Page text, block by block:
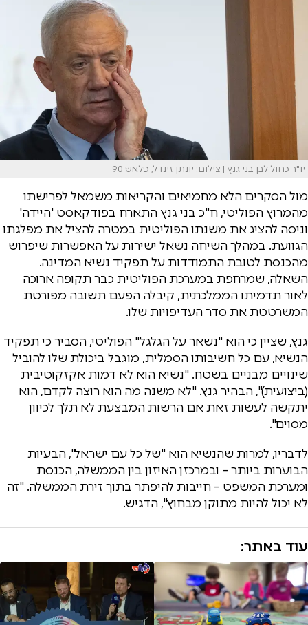
יו"ר כחול לבן בני גנץ | צילום: יונתן זינדל, פלאש 90
מול הסקרים הלא מחמיאים והקריאות משמאל לפרישתו
מהמרוץ הפוליטי, ח"כ בני גנץ התארח בפודקאסט 'היידה'
וניסה להציג את משנתו הפוליטית במטרה להציל את מפלגתו
הגוועת. במהלך השיחה נשאל ישירות על האפשרות שיפרוש
מהכנסת לטובת התמודדות על תפקיד נשיא המדינה.
השאלה, שמרחפת במערכת הפוליטית כבר תקופה ארוכה
לאור תדמיתו הממלכתית, קיבלה הפעם תשובה מפורטת
המשרטטת את סדר העדיפויות שלו.
גנץ, שציין כי הוא "נשאר על הגלגל" הפוליטי, הסביר כי תפקיד
הנשיא, עם כל חשיבותו הסמלית, מוגבל ביכולת שלו להוביל
שינויים מבניים בשטח. "נשיא הוא לא דמות אקזקוטיבית
(ביצועית)", הבהיר גנץ. "לא משנה מה הוא רוצה לקדם, הוא
יתקשה לעשות זאת אם הרשות המבצעת לא תלך לכיוון
מסוים".
לדבריו, למרות שהנשיא הוא "של כל עם ישראל", הבעיות
הבוערות ביותר – ובמרכזן האיזון בין הממשלה, הכנסת
ומערכת המשפט – חייבות להיפתר בתוך זירת הממשלה. "זה
לא יכול להיות מתוקן מבחוץ", הדגיש.
עוד באתר: